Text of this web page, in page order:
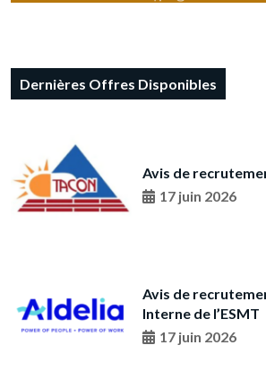
Dernières Offres Disponibles
Avis de
17 juin 2026
Avis de
Interne de l’ESMT
17 juin 2026